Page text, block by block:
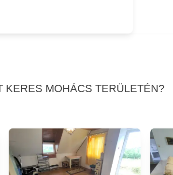
KERES MOHÁCS TERÜLETÉN?